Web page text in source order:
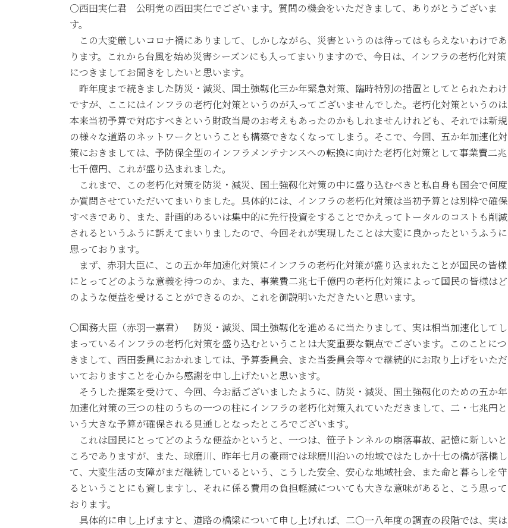
新
:
○西田実仁君 公明党の西田実仁でございます。質問の機会をいただきまして、ありがとうございま
す。
この大変厳しいコロナ禍にありまして、しかしながら、災害というのは待ってはもらえないわけであ
ります。これから台風を始め災害シーズンにも入ってまいりますので、今日は、インフラの老朽化対策
につきましてお聞きをしたいと思います。
昨年度まで続きました防災・減災、国土強靱化三か年緊急対策、臨時特別の措置としてとられたわけ
ですが、ここにはインフラの老朽化対策というのが入ってございませんでした。老朽化対策というのは
本来当初予算で対応すべきという財政当局のお考えもあったのかもしれませんけれども、それでは新規
の様々な道路のネットワークということも構築できなくなってしまう。そこで、今回、五か年加速化対
策におきましては、予防保全型のインフラメンテナンスへの転換に向けた老朽化対策として事業費二兆
七千億円、これが盛り込まれました。
これまで、この老朽化対策を防災・減災、国土強靱化対策の中に盛り込むべきと私自身も国会で何度
か質問させていただいてまいりました。具体的には、インフラの老朽化対策は当初予算とは別枠で確保
すべきであり、また、計画的あるいは集中的に先行投資をすることでかえってトータルのコストも削減
されるというふうに訴えてまいりましたので、今回それが実現したことは大変に良かったというふうに
思っております。
まず、赤羽大臣に、この五か年加速化対策にインフラの老朽化対策が盛り込まれたことが国民の皆様
にとってどのような意義を持つのか、また、事業費二兆七千億円の老朽化対策によって国民の皆様はど
のような便益を受けることができるのか、これを御説明いただきたいと思います。
○国務大臣（赤羽一嘉君） 防災・減災、国土強靱化を進めるに当たりまして、実は相当加速化してし
まっているインフラの老朽化対策を盛り込むということは大変重要な観点でございます。このことにつ
きまして、西田委員におかれましては、予算委員会、また当委員会等々で継続的にお取り上げをいただ
いておりますことを心から感謝を申し上げたいと思います。
そうした提案を受けて、今回、今お話ございましたように、防災・減災、国土強靱化のための五か年
加速化対策の三つの柱のうちの一つの柱にインフラの老朽化対策入れていただきまして、二・七兆円と
いう大きな予算が確保される見通しとなったところでございます。
これは国民にとってどのような便益かというと、一つは、笹子トンネルの崩落事故、記憶に新しいと
ころでありますが、また、球磨川、昨年七月の豪雨では球磨川沿いの地域ではたしか十七の橋が落橋し
て、大変生活の支障がまだ継続しているという、こうした安全、安心な地域社会、また命と暮らしを守
るということにも資しますし、それに係る費用の負担軽減についても大きな意味があると、こう思って
おります。
具体的に申し上げますと、道路の橋梁について申し上げれば、二〇一八年度の調査の段階では、実は